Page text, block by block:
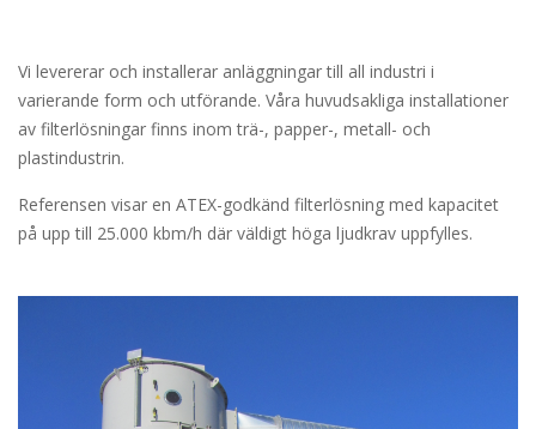
Vi levererar och installerar anläggningar till all industri i
varierande form och utförande. Våra huvudsakliga installationer
av filterlösningar finns inom trä-, papper-, metall- och
plastindustrin.
Referensen visar en ATEX-godkänd filterlösning med kapacitet
på upp till 25.000 kbm/h där väldigt höga ljudkrav uppfylles.